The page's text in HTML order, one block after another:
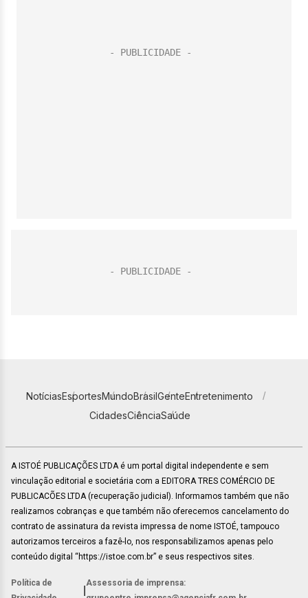
NotíciasEsportesMundoBrasilGenteEntretenimento
CidadesCiênciaSaúde
A ISTOÉ PUBLICAÇÕES LTDA é um portal digital independente e sem
vinculação editorial e societária com a EDITORA TRES COMÉRCIO DE
PUBLICACÕES LTDA (recuperação judicial). Informamos também que não
realizamos cobranças e que também não oferecemos cancelamento do
contrato de assinatura da revista impressa de nome ISTOÉ, tampouco
autorizamos terceiros a fazê-lo, nos responsabilizamos apenas pelo
conteúdo digital “https://istoe.com.br” e seus respectivos sites.
Política de
Assessoria de imprensa: